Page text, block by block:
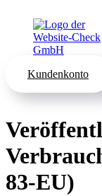
Kundenkonto
83-EU)